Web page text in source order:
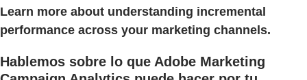
Learn more about understanding incremental
performance across your marketing channels.
Hablemos sobre lo que Adobe Marketing